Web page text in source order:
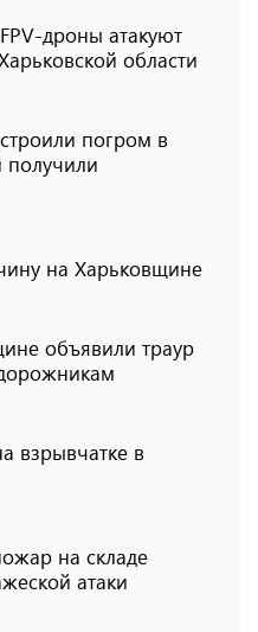
дроны атакуют
области
погром в
на Харьковщине
объявили траур
взрывчатке в
на складе
атаки